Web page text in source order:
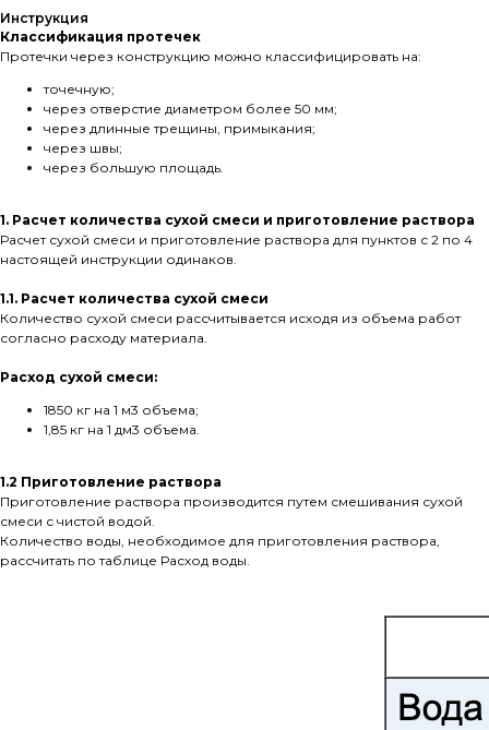
Инструкция
Классификация протечек
Протечки через конструкцию можно классифицировать на:
точечную;
через отверстие диаметром более 50 мм;
через длинные трещины, примыкания;
через швы;
через большую площадь.
1. Расчет количества сухой смеси и приготовление раствора
Расчет сухой смеси и приготовление раствора для пунктов с 2 по 4
настоящей инструкции одинаков.
1.1. Расчет количества сухой смеси
Количество сухой смеси рассчитывается исходя из объема работ
согласно расходу материала.
Расход сухой смеси:
1850 кг на 1 м3 объема;
1,85 кг на 1 дм3 объема.
1.2 Приготовление раствора
Приготовление раствора производится путем смешивания сухой
смеси с чистой водой.
Количество воды, необходимое для приготовления раствора,
рассчитать по таблице Расход воды.